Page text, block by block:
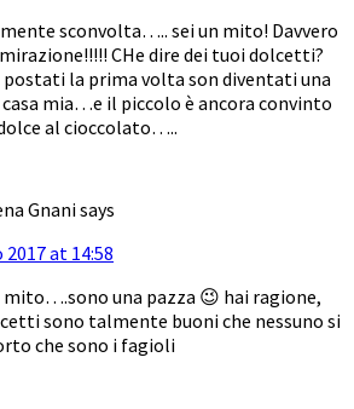
sconvolta….. sei un mito! Davvero
CHe dire dei tuoi dolcetti?
postati la prima volta son diventati una
mia…e il piccolo è ancora convinto
al cioccolato…..
Gnanisays
at 14:58
mito….sono una pazza 😉 hai ragione,
sono talmente buoni che nessuno si
che sono i fagioli